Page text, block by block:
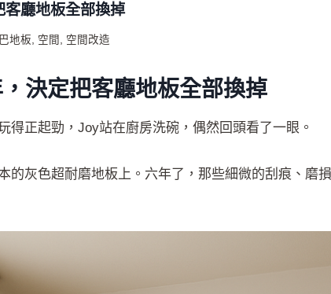
廳地板全部換掉
地板, 空間 , 空間改造
決定把客廳地板全部換掉
得正起勁，Joy站在廚房洗碗，偶然回頭看了一眼。
的灰色超耐磨地板上。六年了，那些細微的刮痕、磨